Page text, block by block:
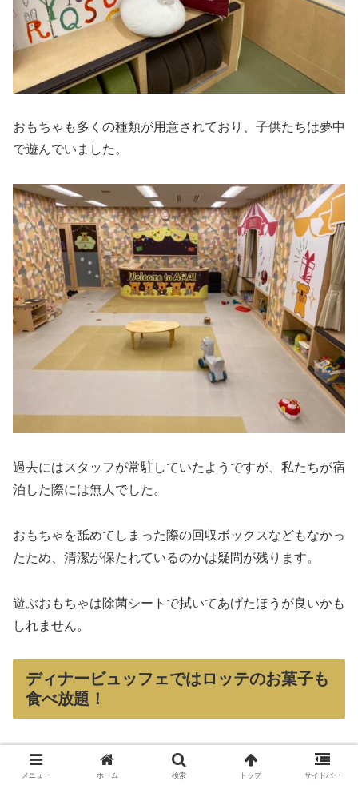
おもちゃも多くの種類が用意されており、子供たちは夢中
で遊んでいました。
過去にはスタッフが常駐していたようですが、私たちが宿
泊した際には無人でした。
おもちゃを舐めてしまった際の回収ボックスなどもなかっ
たため、清潔が保たれているのかは疑問が残ります。
遊ぶおもちゃは除菌シートで拭いてあげたほうが良いかも
しれません。
ディナービュッフェではロッテのお菓子も
食べ放題！
夕食、朝食ともにビュッフェでした。
メニュー ホーム 検索 トップ サイドバー